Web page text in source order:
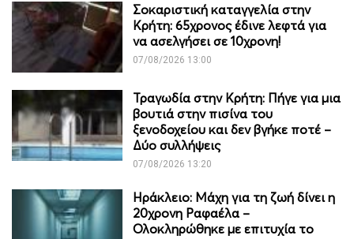
Σοκαριστική καταγγελία στην
Κρήτη: 65χρονος έδινε λεφτά για
να ασελγήσει σε 10χρονη!
07/08/2026 13:00
Τραγωδία στην Κρήτη: Πήγε για μια
βουτιά στην πισίνα του
ξενοδοχείου και δεν βγήκε ποτέ –
Δύο συλλήψεις
07/08/2026 13:20
Ηράκλειο: Μάχη για τη ζωή δίνει η
20χρονη Ραφαέλα –
Ολοκληρώθηκε με επιτυχία το